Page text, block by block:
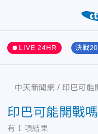
LIVE 24HR 決戰
中天新聞網 印巴可能
印巴可能開戰嗎
有 1 項結果